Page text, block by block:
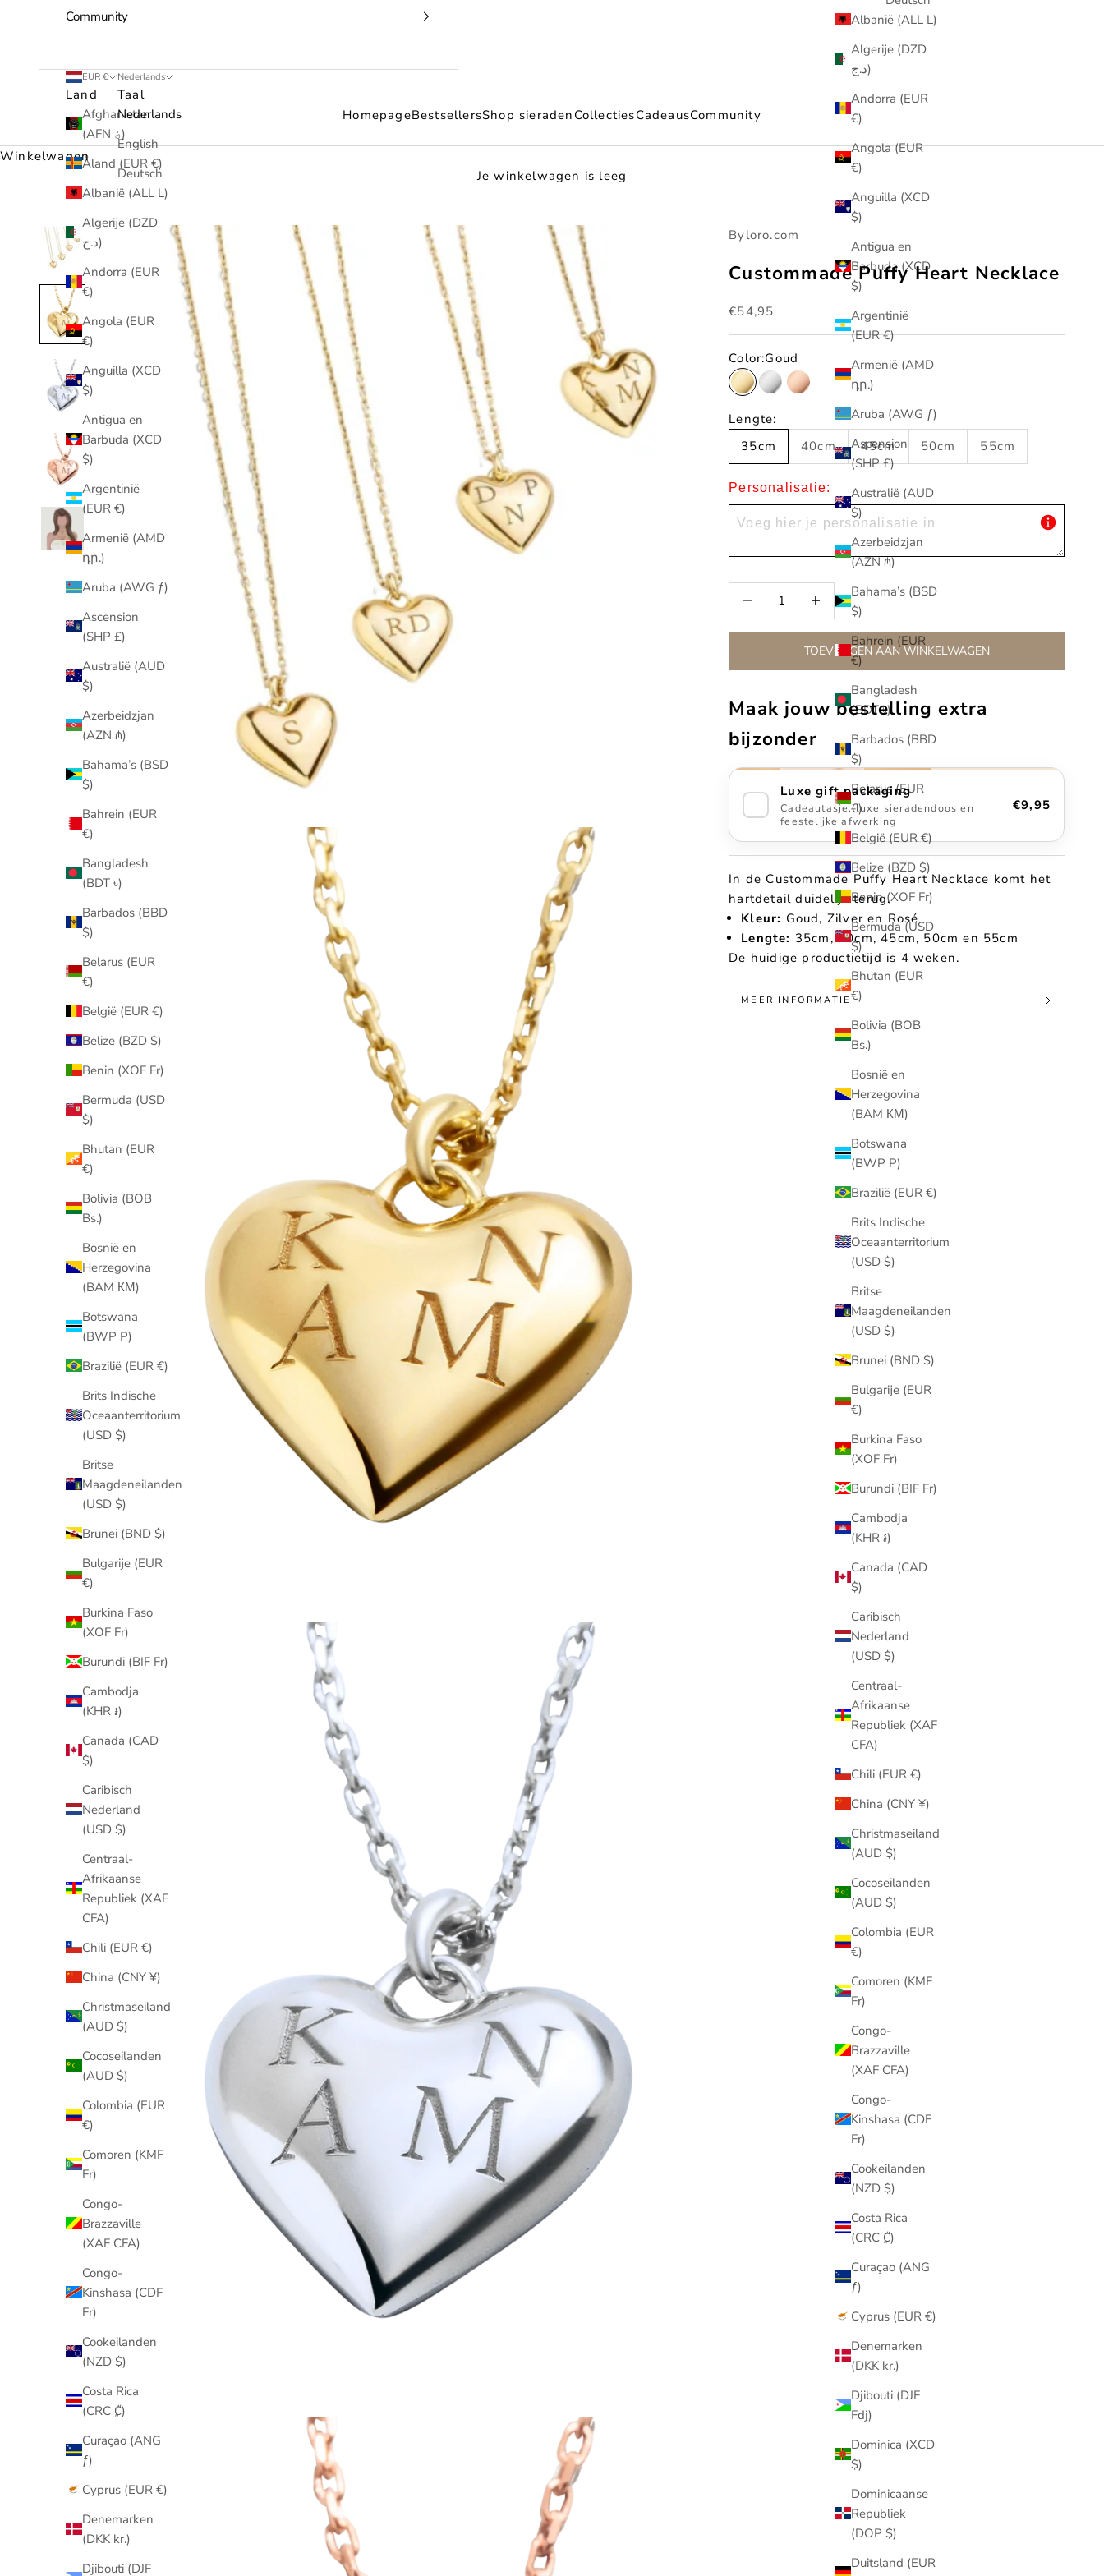
HomepageBestsellersShop sieraden CollectiesCadeausCommunity
Albanië (ALL L)
Algerije (DZD
د.ج)
Andorra (EUR
€)
Angola (EUR
€)
Anguilla (XCD
$)
Antigua en
Barbuda (XCD
$)
Argentinië
(EUR €)
Armenië (AMD
դր.)
Aruba (AWG ƒ)
Ascension
(SHP £)
Australië (AUD
$)
Azerbeidzjan
(AZN ₼)
Bahama’s (BSD
$)
Bahrein (EUR
€)
Bangladesh
(BDT ৳)
Barbados (BBD
$)
Belarus (EUR
€)
België (EUR €)
Belize (BZD $)
Benin (XOF Fr)
Bermuda (USD
$)
Bhutan (EUR
€)
Bolivia (BOB
Bs.)
Bosnië en
Herzegovina
(BAM КМ)
Botswana
(BWP P)
Brazilië (EUR €)
Brits Indische
Oceaanterritorium
(USD $)
Britse
Maagdeneilanden
(USD $)
Brunei (BND $)
Bulgarije (EUR
€)
Burkina Faso
(XOF Fr)
Burundi (BIF Fr)
Cambodja
(KHR ៛)
Canada (CAD
$)
Caribisch
Nederland
(USD $)
Centraal-
Afrikaanse
Republiek (XAF
CFA)
Chili (EUR €)
China (CNY ¥)
Christmaseiland
(AUD $)
Cocoseilanden
(AUD $)
Colombia (EUR
€)
Comoren (KMF
Fr)
Congo-
Brazzaville
(XAF CFA)
Congo-
Kinshasa (CDF
Fr)
Cookeilanden
(NZD $)
Costa Rica
(CRC ₡)
Curaçao (ANG
ƒ)
Cyprus (EUR €)
Denemarken
(DKK kr.)
Djibouti (DJF
Fdj)
Dominica (XCD
$)
Dominicaanse
Republiek
(DOP $)
Duitsland (EUR
Community
EUR €
Land
Afghanistan
(AFN ؋)
Åland (EUR €)
Albanië (ALL L)
Algerije (DZD
د.ج)
Andorra (EUR
€)
Angola (EUR
€)
Anguilla (XCD
$)
Antigua en
Barbuda (XCD
$)
Argentinië
(EUR €)
Armenië (AMD
դր.)
Aruba (AWG ƒ)
Ascension
(SHP £)
Australië (AUD
$)
Azerbeidzjan
(AZN ₼)
Bahama’s (BSD
$)
Bahrein (EUR
€)
Bangladesh
(BDT ৳)
Barbados (BBD
$)
Belarus (EUR
€)
België (EUR €)
Belize (BZD $)
Benin (XOF Fr)
Bermuda (USD
$)
Bhutan (EUR
€)
Bolivia (BOB
Bs.)
Bosnië en
Herzegovina
(BAM КМ)
Botswana
(BWP P)
Brazilië (EUR €)
Brits Indische
Oceaanterritorium
(USD $)
Britse
Maagdeneilanden
(USD $)
Brunei (BND $)
Bulgarije (EUR
€)
Burkina Faso
(XOF Fr)
Burundi (BIF Fr)
Cambodja
(KHR ៛)
Canada (CAD
$)
Caribisch
Nederland
(USD $)
Centraal-
Afrikaanse
Republiek (XAF
CFA)
Chili (EUR €)
China (CNY ¥)
Christmaseiland
(AUD $)
Cocoseilanden
(AUD $)
Colombia (EUR
€)
Comoren (KMF
Fr)
Congo-
Brazzaville
(XAF CFA)
Congo-
Kinshasa (CDF
Fr)
Cookeilanden
(NZD $)
Costa Rica
(CRC ₡)
Curaçao (ANG
ƒ)
Cyprus (EUR €)
Denemarken
(DKK kr.)
Djibouti (DJF
Nederlands
Taal
Nederlands
English
Deutsch
Winkelwagen
Je winkelwagen is leeg
Byloro.com
Custommade Puffy Heart Necklace
Aanbiedingsprijs
€54,95
Color:Goud
GoudZilverRosé
Lengte:
35cm
40cm 45cm 50cm 55cm
Personalisatie:
Aantal verlagenAantal verlagen
TOEVOEGEN AAN WINKELWAGEN
Maak jouw bestelling extra
bijzonder
Luxe gift packaging
Cadeautasje, luxe sieradendoos en
feestelijke afwerking
€9,95
In de Custommade Puffy Heart Necklace komt het
hartdetail duidelijk terug.
Kleur: Goud, Zilver en Rosé
Lengte: 35cm, 40cm, 45cm, 50cm en 55cm
De huidige productietijd is 4 weken.
MEER INFORMATIE